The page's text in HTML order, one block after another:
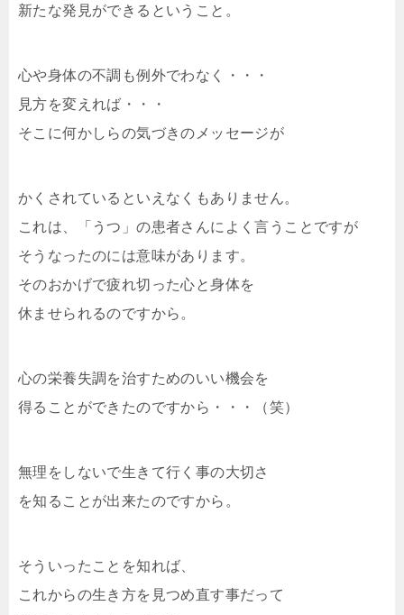
新たな発見ができるということ。
心や身体の不調も例外でわなく・・・
見方を変えれば・・・
そこに何かしらの気づきのメッセージが
かくされているといえなくもありません。
これは、「うつ」の患者さんによく言うことですが
そうなったのには意味があります。
そのおかげで疲れ切った心と身体を
休ませられるのですから。
心の栄養失調を治すためのいい機会を
得ることができたのですから・・・（笑）
無理をしないで生きて行く事の大切さ
を知ることが出来たのですから。
そういったことを知れば、
これからの生き方を見つめ直す事だって